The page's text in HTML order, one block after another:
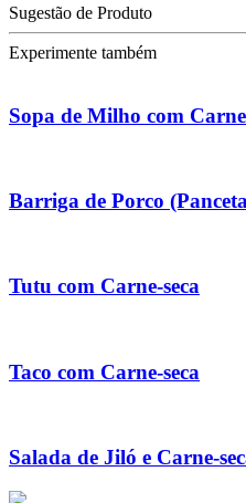
Sugestão de Produto
Experimente também
Sopa de Milho com
Barriga de Porco
Tutu com Carne-seca
Taco com Carne-seca
Salada de Jiló e Carne-